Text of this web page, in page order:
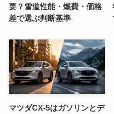
要？雪道性能・燃費・価格
差で選ぶ判断基準
マツダCX-5はガソリンとデ